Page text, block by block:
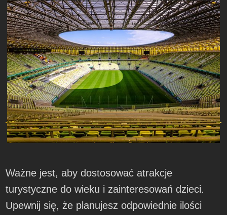
Ważne jest, aby dostosować atrakcje
turystyczne do wieku i zainteresowań dzieci.
Upewnij się, że planujesz odpowiednie ilości